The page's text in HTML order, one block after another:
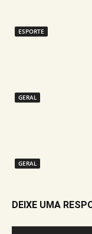
ESPORTE
GERAL
GERAL
DEIXE UMA